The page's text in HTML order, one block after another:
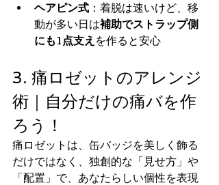
ヘアピン式 ：着脱は速いけど、移
動が多い日は補助でストラップ側
にも1点支え を作ると安心
3. 痛ロゼットのアレンジ
術｜自分だけの痛バを作
ろう！
痛ロゼットは、缶バッジを美しく飾る
だけではなく、独創的な「見せ方」や
「配置」で、あなたらしい個性を表現